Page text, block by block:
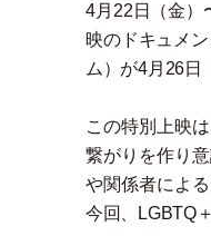
4月22日 （金）
映のドキュメ
ム ） が4月26日
この特別上映
繋がりを作り
や関係者によ
今回、LGBTQ